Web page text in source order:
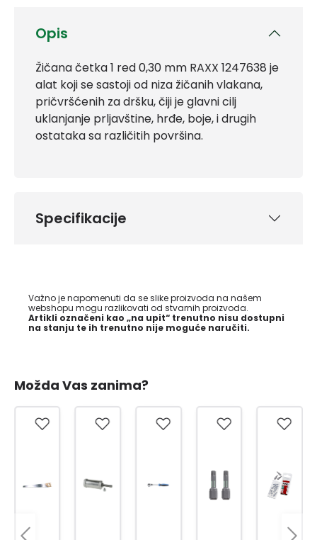
Opis
Žičana četka 1 red 0,30 mm RAXX 1247638 je
alat koji se sastoji od niza žičanih vlakana,
pričvršćenih za dršku, čiji je glavni cilj
uklanjanje prljavštine, hrđe, boje, i drugih
ostataka sa različitih površina.
Specifikacije
Važno je napomenuti da se slike proizvoda na našem
webshopu mogu razlikovati od stvarnih proizvoda.
Artikli označeni kao „na upit“ trenutno nisu dostupni
na stanju te ih trenutno nije moguće naručiti.
Možda Vas zanima?